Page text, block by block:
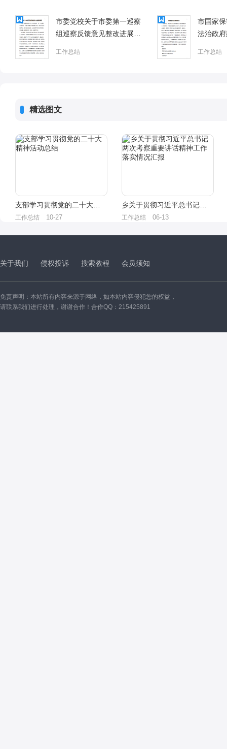
市委党校关于市委第一巡察
组巡察反馈意见整改进展情
工作总结
市国家
法治政
工作总结
精选图文
工作总结 10-27 工作总结 06-13
关于我们 侵权投诉 搜索教程 会员须知
免责声明：本站所有内容来源于网络，如本站内容侵犯您的权益，
请联系我们进行处理，谢谢合作！合作QQ：215425891